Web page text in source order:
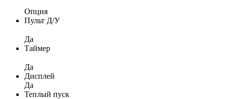
Опция
Пульт Д/У
Да
Таймер
Да
Дисплей
Да
Теплый пуск